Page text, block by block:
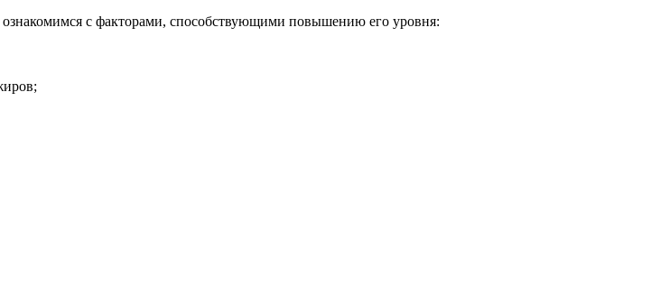
ознакомимся с факторами, способствующими повышению его уровня: